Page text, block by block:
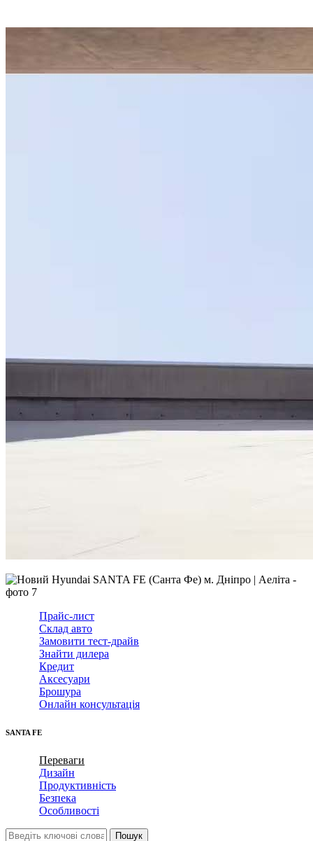
Прайс-лист
Склад авто
Замовити тест-драйв
Знайти дилера
Кредит
Аксесуари
Брошура
Онлайн консультація
SANTA FE
Переваги
Дизайн
Продуктивність
Безпека
Особливості